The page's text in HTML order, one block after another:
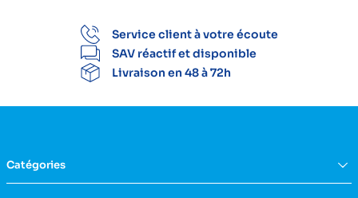
Service client à votre écoute
SAV réactif et disponible
Livraison en 48 à 72h
Catégories